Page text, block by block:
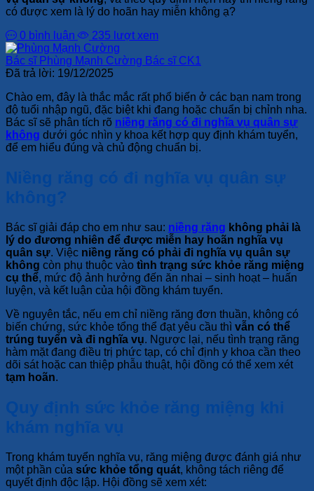
có được xem là lý do hoãn hay miễn không ạ?
0 bình luận
235 lượt xem
Bác sĩ Phùng Mạnh Cường Bác sĩ CK1
Đã trả lời: 19/12/2025
Chào em, đây là thắc mắc rất phổ biến ở các bạn nam trong
độ tuổi nhập ngũ, đặc biệt khi đang hoặc chuẩn bị chỉnh nha.
Bác sĩ sẽ phân tích rõ niềng răng có đi nghĩa vụ quân sự
không dưới góc nhìn y khoa kết hợp quy định khám tuyển,
để em hiểu đúng và chủ động chuẩn bị.
Niềng răng có đi nghĩa vụ quân sự
không?
Bác sĩ giải đáp cho em như sau: niềng răng không phải là
lý do đương nhiên để được miễn hay hoãn nghĩa vụ
quân sự. Việc niềng răng có phải đi nghĩa vụ quân sự
không còn phụ thuộc vào tình trạng sức khỏe răng miệng
cụ thể, mức độ ảnh hưởng đến ăn nhai – sinh hoạt – huấn
luyện, và kết luận của hội đồng khám tuyển.
Về nguyên tắc, nếu em chỉ niềng răng đơn thuần, không có
biến chứng, sức khỏe tổng thể đạt yêu cầu thì vẫn có thể
trúng tuyển và đi nghĩa vụ. Ngược lại, nếu tình trạng răng
hàm mặt đang điều trị phức tạp, có chỉ định y khoa cần theo
dõi sát hoặc can thiệp phẫu thuật, hội đồng có thể xem xét
tạm hoãn.
Quy định sức khỏe răng miệng khi
khám nghĩa vụ
Trong khám tuyển nghĩa vụ, răng miệng được đánh giá như
một phần của sức khỏe tổng quát, không tách riêng để
quyết định độc lập. Hội đồng sẽ xem xét: